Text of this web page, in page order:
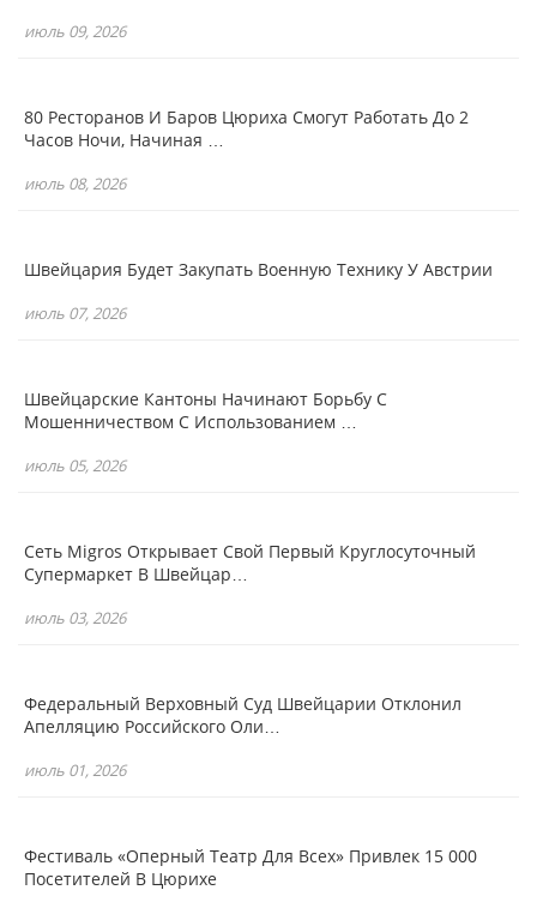
июль 09, 2026
80 Ресторанов И Баров Цюриха Смогут Работать До 2
Часов Ночи, Начиная …
июль 08, 2026
Швейцария Будет Закупать Военную Технику У Австрии
июль 07, 2026
Швейцарские Кантоны Начинают Борьбу С
Мошенничеством С Использованием …
июль 05, 2026
Сеть Migros Открывает Свой Первый Круглосуточный
Супермаркет В Швейцар…
июль 03, 2026
Федеральный Верховный Суд Швейцарии Отклонил
Апелляцию Российского Оли…
июль 01, 2026
Фестиваль «Оперный Театр Для Всех» Привлек 15 000
Посетителей В Цюрихе